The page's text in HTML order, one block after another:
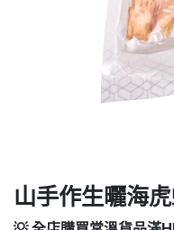
山手作生曬海